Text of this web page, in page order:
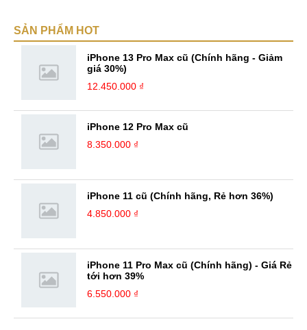
SẢN PHẨM HOT
iPhone 13 Pro Max cũ (Chính hãng - Giảm
giá 30%)
12.450.000 ₫
iPhone 12 Pro Max cũ
8.350.000 ₫
iPhone 11 cũ (Chính hãng, Rẻ hơn 36%)
4.850.000 ₫
iPhone 11 Pro Max cũ (Chính hãng) - Giá Rẻ
tới hơn 39%
6.550.000 ₫